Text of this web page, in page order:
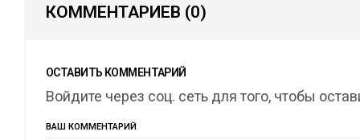
КОММЕНТАРИЕВ (0)
ОСТАВИТЬ КОММЕНТАРИЙ
Войдите через соц. сеть для того, чтобы
ВАШ КОММЕНТАРИЙ